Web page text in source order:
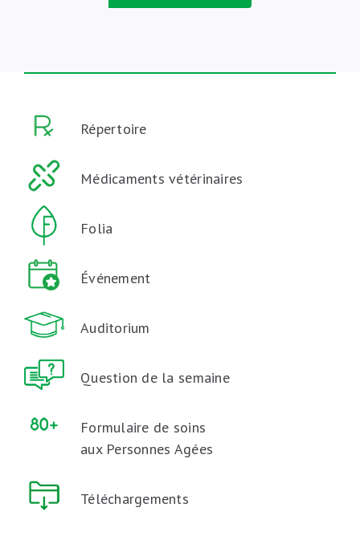
Répertoire
Médicaments vétérinaires
Folia
Événement
Auditorium
Question de la semaine
Formulaire de soins
aux Personnes Agées
Téléchargements